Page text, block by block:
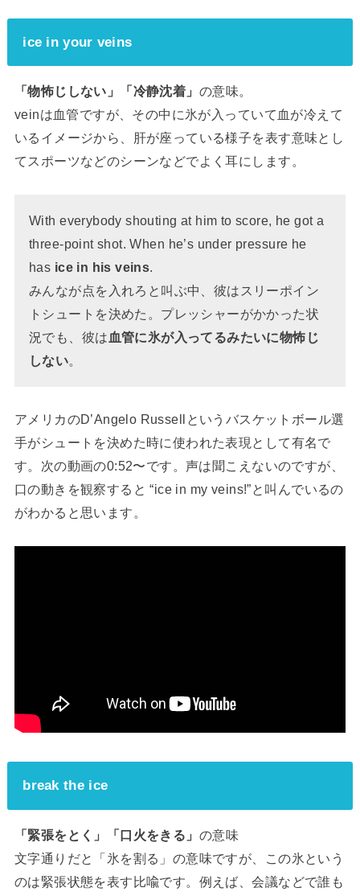
ice in your veins
「物怖じしない」「冷静沈着」 の意味。
veinは血管ですが、その中に氷が入っていて血が冷えて
いるイメージから、肝が座っている様子を表す意味とし
てスポーツなどのシーンなどでよく耳にします。
With everybody shouting at him to score, he got a
three-point shot. When he’s under pressure he
has ice in his veins.
みんなが点を入れろと叫ぶ中、彼はスリーポイン
トシュートを決めた。プレッシャーがかかった状
況でも、彼は 血管に氷が入ってるみたいに物怖じ
しない。
アメリカのD’Angelo Russellというバスケットボール選
手がシュートを決めた時に使われた表現として有名で
す。次の動画の0:52〜です。声は聞こえないのですが、
口の動きを観察すると “ice in my veins!”と叫んでいるの
がわかると思います。
break the ice
「緊張をとく」「口火をきる」 の意味
文字通りだと「氷を割る」の意味ですが、この氷という
のは緊張状態を表す比喩です。例えば、会議などで誰も